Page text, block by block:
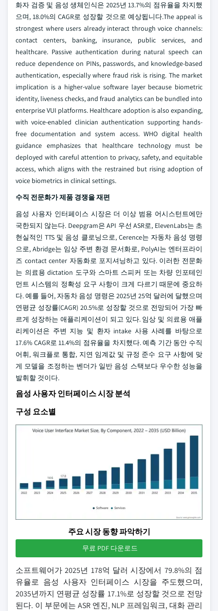
화자 검증 및 음성 생체인식은 2025년 13.7%의 점유율을 차지했
으며, 18.0%의 CAGR로 성장할 것으로 예상됩니다.The appeal is
strongest where users already interact through voice channels:
contact centers, banking, insurance, public services, and
healthcare. Passive authentication during natural speech can
reduce dependence on PINs, passwords, and knowledge-based
authentication, especially where fraud risk is rising. The market
implication is a higher-value software layer because biometric
identity, liveness checks, and fraud analytics can be bundled into
enterprise VUI platforms. Healthcare adoption is also expanding,
with voice-enabled clinician authentication supporting hands-
free documentation and system access. WHO digital health
guidance emphasizes that healthcare technology must be
deployed with careful attention to privacy, safety, and equitable
access, which aligns with the restrained but rising adoption of
voice biometrics in clinical settings.
수직 전문화가 제품 경쟁을 재편
음성 사용자 인터페이스 시장은 더 이상 범용 어시스턴트에만
국한되지 않는다. Deepgram은 API 우선 ASR로, ElevenLabs는 초
현실적인 TTS 및 음성 클로닝으로, Cerence는 자동차 음성 명령
으로, Abridge는 임상 주변 환경 문서화로, PolyAI는 엔터프라이
즈 contact center 자동화로 포지셔닝하고 있다. 이러한 전문화
는 의료용 dictation 도구와 스마트 스피커 또는 차량 인포테인
먼트 시스템의 정확성 요구 사항이 크게 다르기 때문에 중요하
다. 예를 들어, 자동차 음성 명령은 2025년 25억 달러에 달했으며
연평균 성장률(CAGR) 20.5%로 성장할 것으로 전망되어 가장 빠
르게 성장하는 애플리케이션이 되고 있다. 임상 및 의료용 애플
리케이션은 주변 지능 및 환자 intake 사용 사례를 바탕으로
17.6% CAGR로 11.4%의 점유율을 차지했다. 예측 기간 동안 수직
어휘, 워크플로 통합, 지연 임계값 및 규정 준수 요구 사항에 맞
게 모델을 조정하는 벤더가 일반 음성 스택보다 우수한 성능을
발휘할 것이다.
음성 사용자 인터페이스 시장 분석
구성 요소별
주요 시장 동향 파악하기
무료 PDF 다운로드
소프트웨어가 2025년 178억 달러 시장에서 79.8%의 점
유율로 음성 사용자 인터페이스 시장을 주도했으며,
2035년까지 연평균 성장률 17.1%로 성장할 것으로 전망
된다. 이 부문에는 ASR 엔진, NLP 프레임워크, 대화 관리